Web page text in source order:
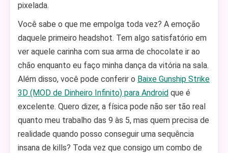
pixelada.
Você sabe o que me empolga toda vez? A emoção
daquele primeiro headshot. Tem algo satisfatório em
ver aquele carinha com sua arma de chocolate ir ao
chão enquanto eu faço minha dança da vitória na sala.
Além disso, você pode conferir o Baixe Gunship Strike
3D (MOD de Dinheiro Infinito) para Android que é
excelente. Quero dizer, a física pode não ser tão real
quanto meu trabalho das 9 às 5, mas quem precisa de
realidade quando posso conseguir uma sequência
insana de kills? Toda vez que consigo um combo de